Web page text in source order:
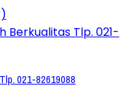
021-82619088